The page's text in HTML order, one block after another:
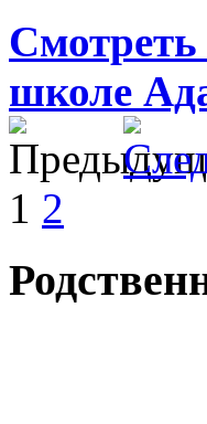
школе
1 2